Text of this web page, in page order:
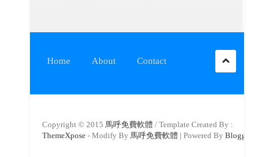
Home About Contact
Copyright © 2015 馬呼免費軟體 / Template Created By :
ThemeXpose - Modify By 馬呼免費軟體 | Powered By Blogger